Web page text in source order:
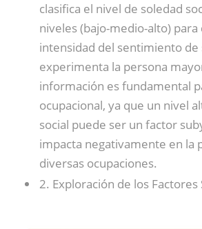
clasifica el nivel de soledad
niveles (bajo-medio-alto)
intensidad del sentimiento de
experimenta la persona
información es fundamental
ocupacional, ya que un nivel
social puede ser un factor
impacta negativamente en la
diversas ocupaciones.
2. Exploración de los Factores